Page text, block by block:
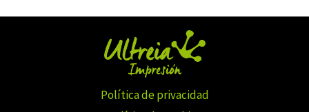
Política de privacidad